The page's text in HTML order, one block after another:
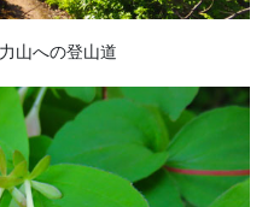
山への登山道